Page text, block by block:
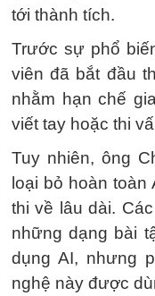
tới thành tích.
Trước sự phổ
viên đã bắt đầu
nhằm hạn chế
viết tay hoặc thi
Tuy nhiên, ông
loại bỏ hoàn
thi về lâu dài.
những dạng bài
dụng AI, nhưng
nghệ này được